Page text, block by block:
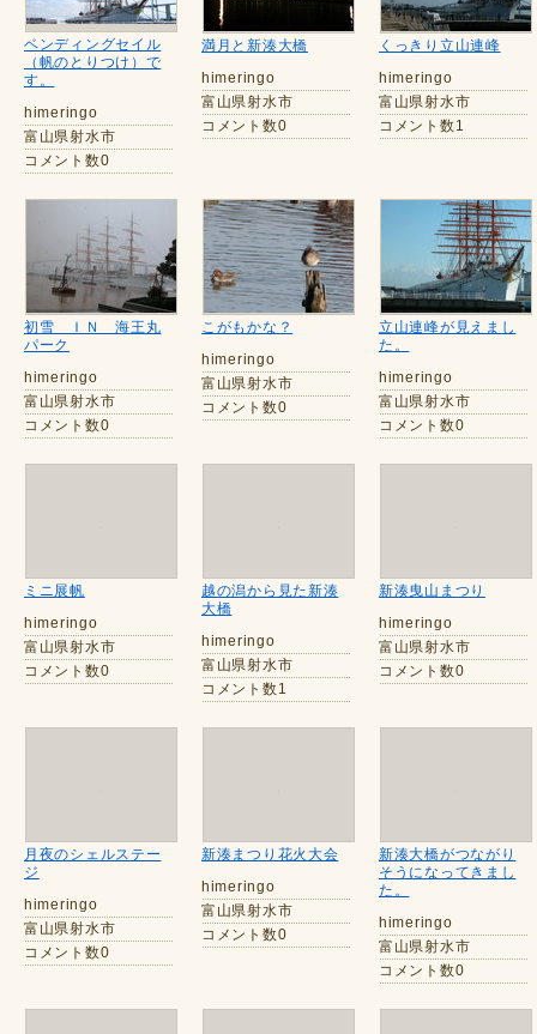
ベンディングセイル
（帆のとりつけ）で
す。
himeringo
富山県射水市
コメント数0
満月と新湊大橋
himeringo
富山県射水市
コメント数0
くっきり立山連峰
himeringo
富山県射水市
コメント数1
初雪 ＩＮ 海王丸
パーク
himeringo
富山県射水市
コメント数0
こがもかな？
himeringo
富山県射水市
コメント数0
立山連峰が見えまし
た。
himeringo
富山県射水市
コメント数0
ミニ展帆
himeringo
富山県射水市
コメント数0
越の潟から見た新湊
大橋
himeringo
富山県射水市
コメント数1
新湊曳山まつり
himeringo
富山県射水市
コメント数0
月夜のシェルステー
ジ
himeringo
富山県射水市
コメント数0
新湊まつり花火大会
himeringo
富山県射水市
コメント数0
新湊大橋がつながり
そうになってきまし
た。
himeringo
富山県射水市
コメント数0